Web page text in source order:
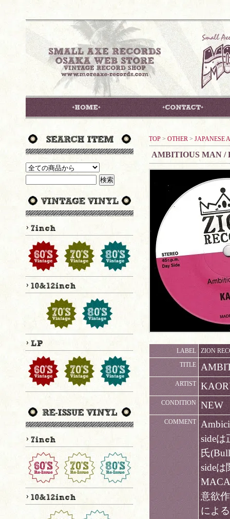
TOP > OTHER > JAPANESE
AMBITIOUS MAN /
LABEL
ZION
TITLE
ARTIST
CONDITION NEW
COMMENT
side
氏
sideは
意欲
によ